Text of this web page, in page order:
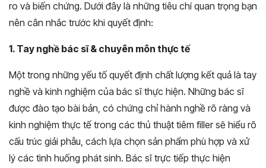
ro và biến chứng. Dưới đây là những tiêu chí quan trọng bạn
nên cân nhắc trước khi quyết định:
1. Tay nghề bác sĩ & chuyên môn thực tế
Một trong những yếu tố quyết định chất lượng kết quả là tay
nghề và kinh nghiệm của bác sĩ thực hiện. Những bác sĩ
được đào tạo bài bản, có chứng chỉ hành nghề rõ ràng và
kinh nghiệm thực tế trong các thủ thuật tiêm filler sẽ hiểu rõ
cấu trúc giải phẫu, cách lựa chọn sản phẩm phù hợp và xử
lý các tình huống phát sinh. Bác sĩ trực tiếp thực hiện